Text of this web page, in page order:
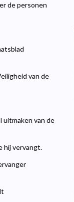
de personen
van de
uitmaken van de
hij vervangt.